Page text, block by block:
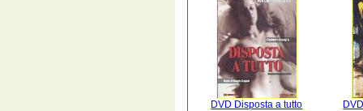
DVD Disposta a tutto